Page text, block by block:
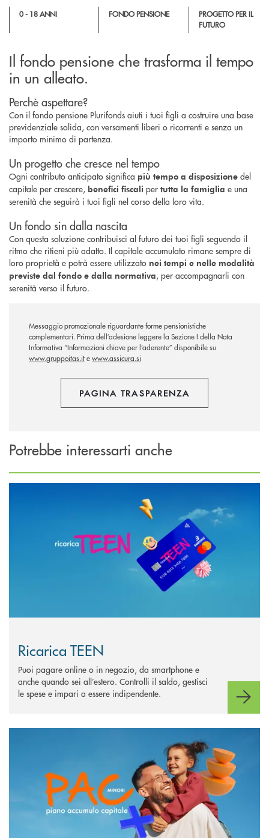
0 - 18 ANNI FONDO PENSIONE
PROGETTO PER IL
FUTURO
Il fondo pensione che trasforma il tempo
in un alleato.
Perchè aspettare?
Con il fondo pensione Plurifonds aiuti i tuoi figli a costruire una base
previdenziale solida, con versamenti liberi o ricorrenti e senza un
importo minimo di partenza.
Un progetto che cresce nel tempo
Ogni contributo anticipato significa più tempo a disposizione del
capitale per crescere, benefici fiscali per tutta la famiglia e una
serenità che seguirà i tuoi figli nel corso della loro vita.
Un fondo sin dalla nascita
Con questa soluzione contribuisci al futuro dei tuoi figli seguendo il
ritmo che ritieni più adatto. Il capitale accumulato rimane sempre di
loro proprietà e potrà essere utilizzato nei tempi e nelle modalità
previste dal fondo e dalla normativa, per accompagnarli con
serenità verso il futuro.
Messaggio promozionale riguardante forme pensionistiche
complementari. Prima dell’adesione leggere la Sezione I della Nota
Informativa “Informazioni chiave per l’aderente” disponibile su
www.gruppoitas.itewww.assicura.si
PAGINA TRASPARENZA
Potrebbe interessarti anche
Ricarica TEEN
Puoi pagare online o in negozio, da smartphone e
anche quando sei all’estero. Controlli il saldo, gestisci
le spese e impari a essere indipendente.